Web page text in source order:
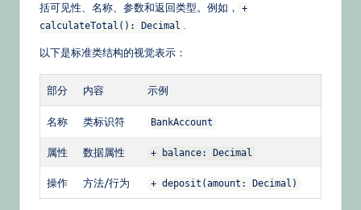
括可见性、名称、参数和返回类型。例如，
+
calculateTotal(): Decimal .
以下是标准类结构的视觉表示：
部分 内容 示例
名称 类标识符 BankAccount
属性 数据属性 + balance: Decimal
操作 方法/行为 + deposit(amount: Decimal)